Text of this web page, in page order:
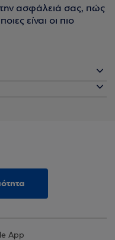
ασφάλειά σας, πώς
είναι οι πιο
App